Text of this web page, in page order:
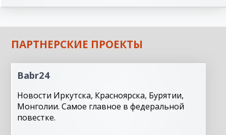
ПАРТНЕРСКИЕ ПРОЕКТЫ
Babr24
Новости Иркутска, Красноярска, Бурятии,
Монголии. Самое главное в федеральной
повестке.